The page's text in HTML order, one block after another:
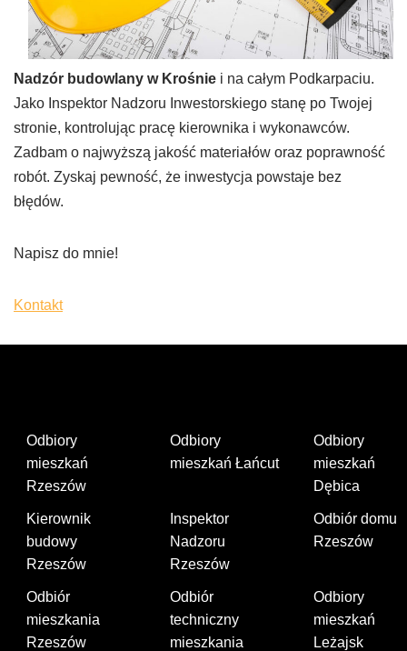
Nadzór budowlany w Krośnie i na całym Podkarpaciu.
Jako Inspektor Nadzoru Inwestorskiego stanę po Twojej
stronie, kontrolując pracę kierownika i wykonawców.
Zadbam o najwyższą jakość materiałów oraz poprawność
robót. Zyskaj pewność, że inwestycja powstaje bez
błędów.
Napisz do mnie!
Kontakt
Odbiory
mieszkań
Rzeszów
Odbiory
mieszkań Łańcut
Odbiory
mieszkań
Dębica
Kierownik
budowy
Rzeszów
Inspektor
Nadzoru
Rzeszów
Odbiór domu
Rzeszów
Odbiór
mieszkania
Rzeszów
Odbiór
techniczny
mieszkania
Odbiory
mieszkań
Leżajsk